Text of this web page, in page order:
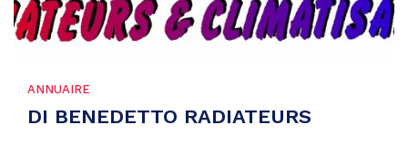
ANNUAIRE
DI BENEDETTO RADIATEURS